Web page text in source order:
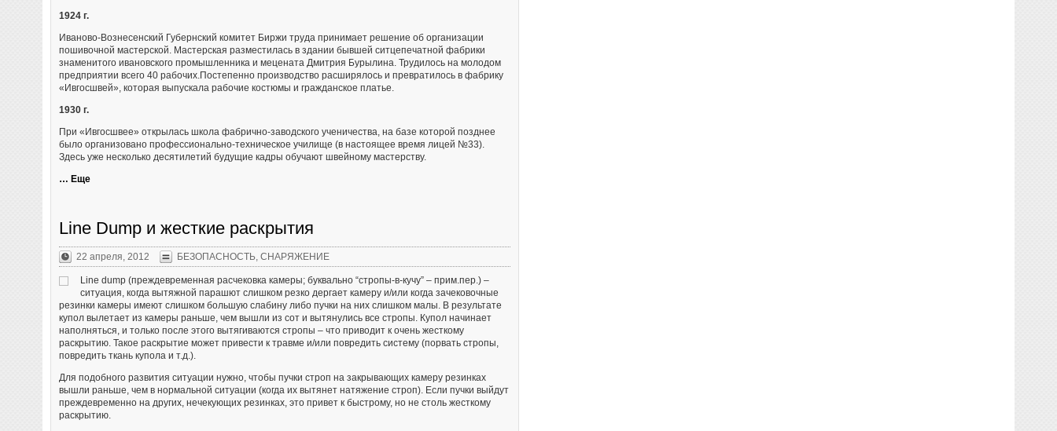
1924 г.
Иваново-Вознесенский Губернский комитет Биржи труда принимает решение об организации
пошивочной мастерской. Мастерская разместилась в здании бывшей ситцепечатной фабрики
знаменитого ивановского промышленника и мецената Дмитрия Бурылина. Трудилось на молодом
предприятии всего 40 рабочих.Постепенно производство расширялось и превратилось в фабрику
«Ивгосшвей», которая выпускала рабочие костюмы и гражданское платье.
1930 г.
При «Ивгосшвее» открылась школа фабрично-заводского ученичества, на базе которой позднее
было организовано профессионально-техническое училище (в настоящее время лицей №33).
Здесь уже несколько десятилетий будущие кадры обучают швейному мастерству.
… Еще
Line Dump и жесткие раскрытия
22 апреля, 2012 БЕЗОПАСНОСТЬ, СНАРЯЖЕНИЕ
Line dump (преждевременная расчековка камеры; буквально “стропы-в-кучу” – прим.пер.) –
ситуация, когда вытяжной парашют слишком резко дергает камеру и/или когда зачековочные
резинки камеры имеют слишком большую слабину либо пучки на них слишком малы. В результате
купол вылетает из камеры раньше, чем вышли из сот и вытянулись все стропы. Купол начинает
наполняться, и только после этого вытягиваются стропы – что приводит к очень жесткому
раскрытию. Такое раскрытие может привести к травме и/или повредить систему (порвать стропы,
повредить ткань купола и т.д.).
Для подобного развития ситуации нужно, чтобы пучки строп на закрывающих камеру резинках
вышли раньше, чем в нормальной ситуации (когда их вытянет натяжение строп). Если пучки выйдут
преждевременно на других, нечекующих резинках, это привет к быстрому, но не столь жесткому
раскрытию.